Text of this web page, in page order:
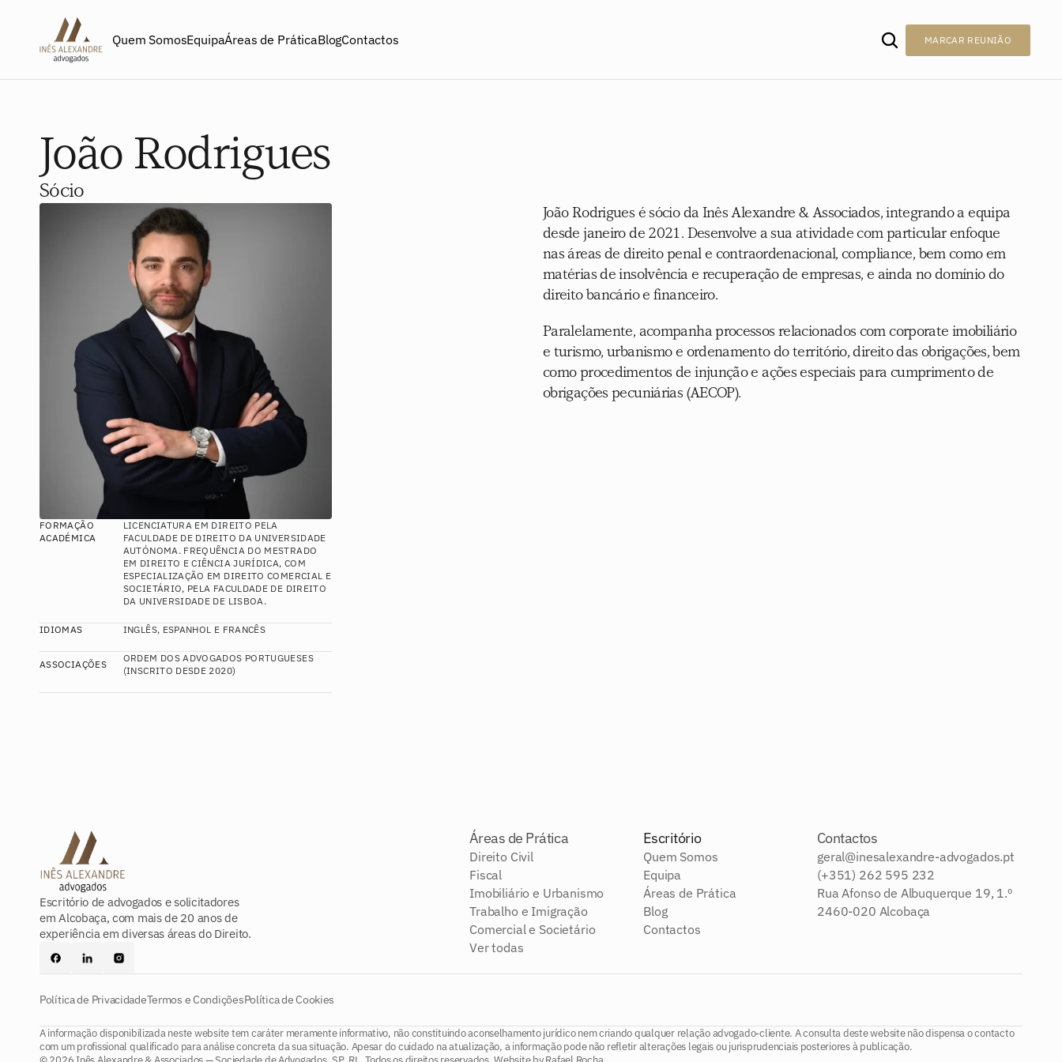
A NOSSA EQUIPA
João Rodrigues
Sócio
FORMAÇÃO
ACADÉMICA
LICENCIATURA EM DIREITO PELA
FACULDADE DE DIREITO DA UNIVERSIDADE
AUTÓNOMA. FREQUÊNCIA DO MESTRADO
EM DIREITO E CIÊNCIA JURÍDICA, COM
ESPECIALIZAÇÃO EM DIREITO COMERCIAL E
SOCIETÁRIO, PELA FACULDADE DE DIREITO
DA UNIVERSIDADE DE LISBOA.
IDIOMAS INGLÊS, ESPANHOL E FRANCÊS
ASSOCIAÇÕES
ORDEM DOS ADVOGADOS PORTUGUESES
(INSCRITO DESDE 2020)
João Rodrigues é sócio da Inês Alexandre & Associados, integrando a equipa
desde janeiro de 2021. Desenvolve a sua atividade com particular enfoque
nas áreas de direito penal e contraordenacional, compliance, bem como em
matérias de insolvência e recuperação de empresas, e ainda no domínio do
direito bancário e financeiro.
Paralelamente, acompanha processos relacionados com corporate imobiliário
e turismo, urbanismo e ordenamento do território, direito das obrigações, bem
como procedimentos de injunção e ações especiais para cumprimento de
obrigações pecuniárias (AECOP).
Escritório de advogados e solicitadores
em Alcobaça, com mais de 20 anos de
experiência em diversas áreas do Direito.
Áreas de Prática
Direito Civil
Fiscal
Imobiliário e Urbanismo
Trabalho e Imigração
Comercial e Societário
Ver todas
Escritório
Quem Somos
Equipa
Áreas de Prática
Blog
Contactos
Contactos
geral@inesalexandre-advogados.pt
(+351) 262 595 232
Rua Afonso de Albuquerque 19, 1.º
2460-020 Alcobaça
Política de PrivacidadeTermos e CondiçõesPolítica de Cookies
A informação disponibilizada neste website tem caráter meramente informativo, não constituindo aconselhamento jurídico nem criando qualquer relação advogado-cliente. A consulta deste website não dispensa o contacto
com um profissional qualificado para análise concreta da sua situação. Apesar do cuidado na atualização, a informação pode não refletir alterações legais ou jurisprudenciais posteriores à publicação.
Quem SomosEquipaÁreas de PráticaBlogContactos MARCAR REUNIÃO